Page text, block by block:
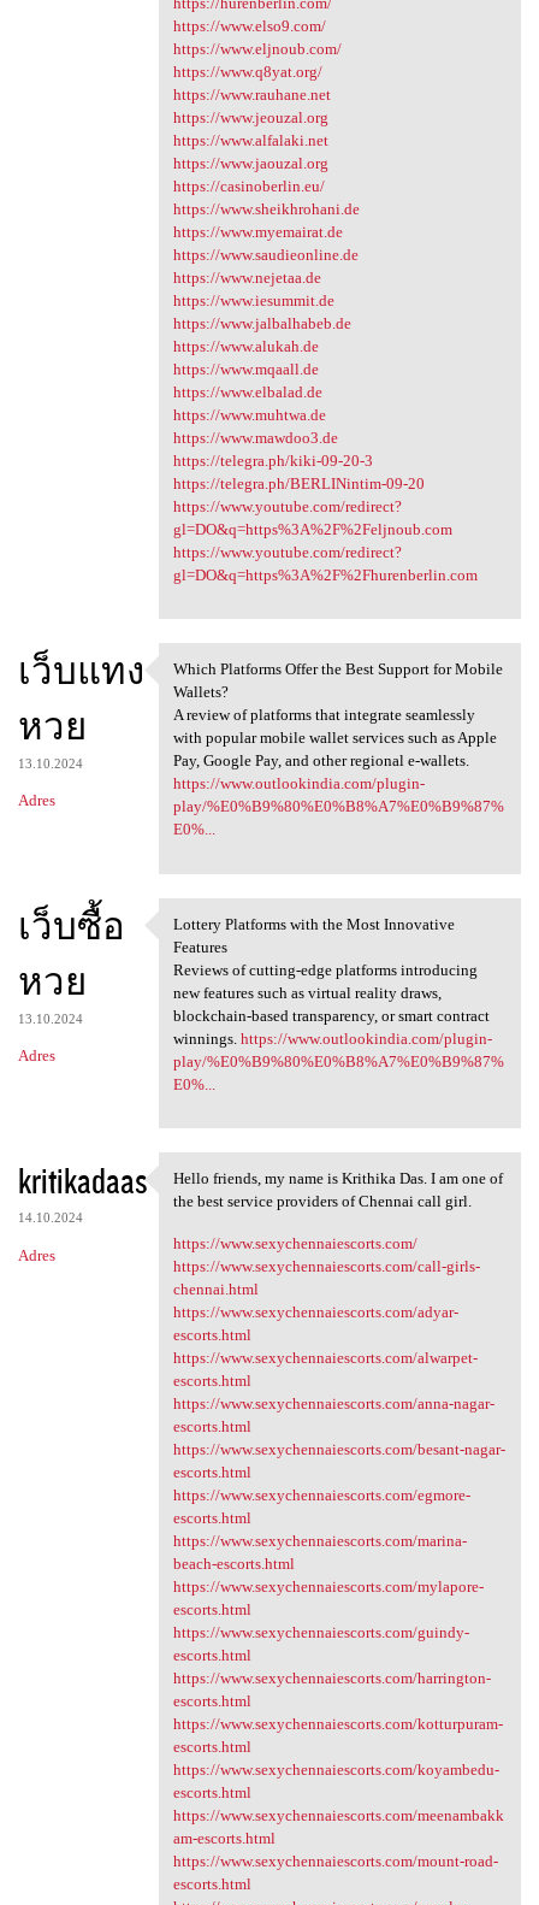
https://www.elso9.com/
https://www.eljnoub.com/
https://www.q8yat.org/
https://www.rauhane.net
https://www.jeouzal.org
https://www.alfalaki.net
https://www.jaouzal.org
https://casinoberlin.eu/
https://www.sheikhrohani.de
https://www.myemairat.de
https://www.saudieonline.de
https://www.nejetaa.de
https://www.iesummit.de
https://www.jalbalhabeb.de
https://www.alukah.de
https://www.mqaall.de
https://www.elbalad.de
https://www.muhtwa.de
https://www.mawdoo3.de
https://telegra.ph/kiki-09-20-3
https://telegra.ph/BERLINintim-09-20
https://www.youtube.com/redirect?
gl=DO&q=https%3A%2F%2Feljnoub.com
https://www.youtube.com/redirect?
gl=DO&q=https%3A%2F%2Fhurenberlin.com
เว็บแทง
หวย
13.10.2024
Adres
Which Platforms Offer the
Which Platforms Offer the Best Support for Mobile
Wallets?
A review of platforms that integrate seamlessly
with popular mobile wallet services such as Apple
Pay, Google Pay, and other regional e-wallets.
https://www.outlookindia.com/plugin-
play/%E0%B9%80%E0%B8%A7%E0%B9%87%
E0%...
เว็บซื้อ
หวย
13.10.2024
Adres
Lottery Platforms with the
Lottery Platforms with the Most Innovative
Features
Reviews of cutting-edge platforms introducing
new features such as virtual reality draws,
blockchain-based transparency, or smart contract
winnings. https://www.outlookindia.com/plugin-
play/%E0%B9%80%E0%B8%A7%E0%B9%87%
E0%...
kritikadaas
14.10.2024
Adres
Hello friends, my name is
Hello friends, my name is Krithika Das. I am one of
the best service providers of Chennai call girl.
https://www.sexychennaiescorts.com/
https://www.sexychennaiescorts.com/call-girls-
chennai.html
https://www.sexychennaiescorts.com/adyar-
escorts.html
https://www.sexychennaiescorts.com/alwarpet-
escorts.html
https://www.sexychennaiescorts.com/anna-nagar-
escorts.html
https://www.sexychennaiescorts.com/besant-nagar-
escorts.html
https://www.sexychennaiescorts.com/egmore-
escorts.html
https://www.sexychennaiescorts.com/marina-
beach-escorts.html
https://www.sexychennaiescorts.com/mylapore-
escorts.html
https://www.sexychennaiescorts.com/guindy-
escorts.html
https://www.sexychennaiescorts.com/harrington-
escorts.html
https://www.sexychennaiescorts.com/kotturpuram-
escorts.html
https://www.sexychennaiescorts.com/koyambedu-
escorts.html
https://www.sexychennaiescorts.com/meenambakk
am-escorts.html
https://www.sexychennaiescorts.com/mount-road-
escorts.html